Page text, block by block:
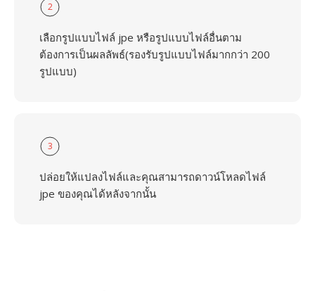
2
เลือกรูปแบบไฟล์ jpe หรือรูปแบบไฟล์อื่นตาม
ต้องการเป็นผลลัพธ์(รองรับรูปแบบไฟล์มากกว่า 200
รูปแบบ)
3
ปล่อยให้แปลงไฟล์และคุณสามารถดาวน์โหลดไฟล์
jpe ของคุณได้หลังจากนั้น